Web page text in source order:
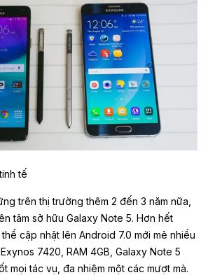
tế
trên thị trường thêm 2 đến 3 năm nữa,
tâm sở hữu Galaxy Note 5. Hơn hết
cập nhật lên Android 7.0 mới mẻ nhiều
7420, RAM 4GB, Galaxy Note 5
mọi tác vụ, đa nhiệm một các mượt mà.